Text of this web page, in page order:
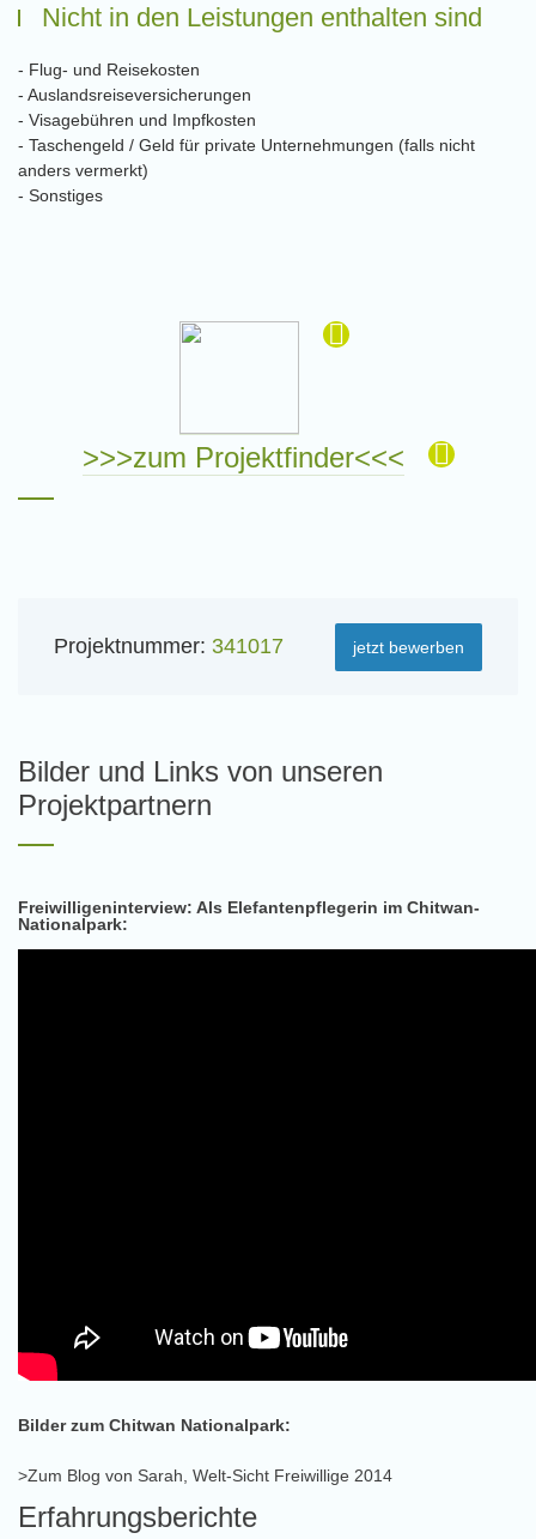
Nicht in den Leistungen enthalten sind
- Flug- und Reisekosten
- Auslandsreiseversicherungen
- Visagebühren und Impfkosten
- Taschengeld / Geld für private Unternehmungen (falls nicht
anders vermerkt)
- Sonstiges
>>>zum Projektfinder<<<
Projektnummer: 341017 jetzt bewerben
Bilder und Links von unseren
Projektpartnern
Freiwilligeninterview: Als Elefantenpflegerin im Chitwan-
Nationalpark:
Bilder zum Chitwan Nationalpark:
>Zum Blog von Sarah, Welt-Sicht Freiwillige 2014
Erfahrungsberichte